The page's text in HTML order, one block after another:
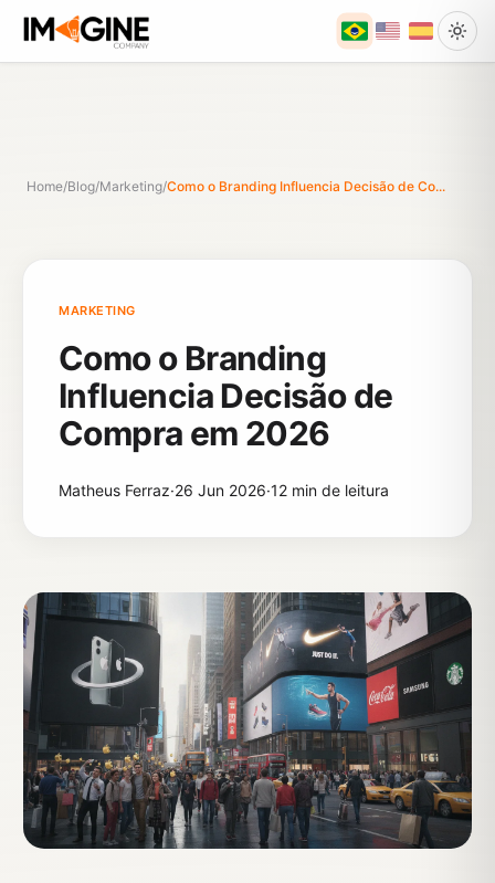
Home/Blog/Marketing/Como o Branding Influencia Decisão de Co...
MARKETING
Como o Branding
Influencia Decisão de
Compra em 2026
Matheus Ferraz·26 Jun 2026·12 min de leitura